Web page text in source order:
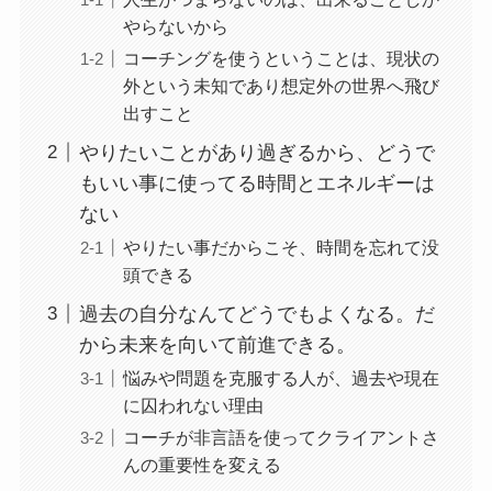
やらないから
コーチングを使うということは、現状の
外という未知であり想定外の世界へ飛び
出すこと
やりたいことがあり過ぎるから、どうで
もいい事に使ってる時間とエネルギーは
ない
やりたい事だからこそ、時間を忘れて没
頭できる
過去の自分なんてどうでもよくなる。だ
から未来を向いて前進できる。
悩みや問題を克服する人が、過去や現在
に囚われない理由
コーチが非言語を使ってクライアントさ
んの重要性を変える